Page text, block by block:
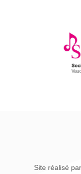
Site réalisé